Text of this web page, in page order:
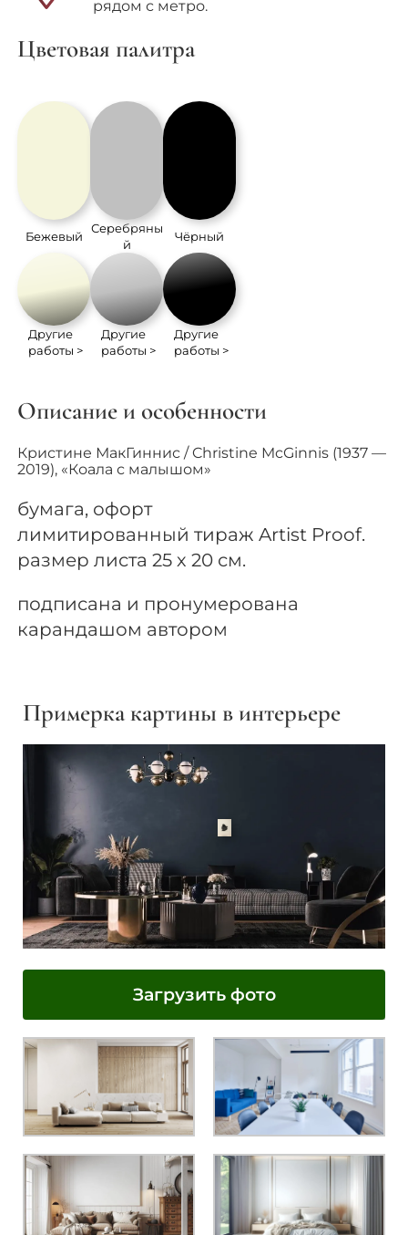
рядом с метро.
Цветовая палитра
Бежевый
Другие
работы >
Серебряны
й
Другие
работы >
Чёрный
Другие
работы >
Описание и особенности
Кристине МакГиннис / Christine McGinnis (1937 —
2019), «Коала с малышом»
бумага, офорт
лимитированный тираж Artist Proof.
размер листа 25 х 20 см.
подписана и пронумерована
карандашом автором
Примерка картины в интерьере
Загрузить фото